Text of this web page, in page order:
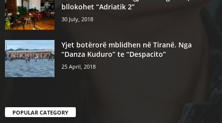
bllokohet “Adriatik 2”
30 July, 2018
Yjet botërorë mblidhen në Tiranë. Nga
“Danza Kuduro” te “Despacito”
25 April, 2018
POPULAR CATEGORY